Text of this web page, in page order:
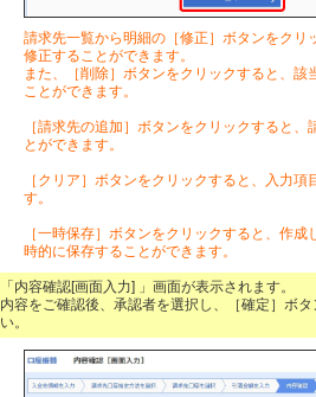
請求先一覧から明細の［修正］ボタンをクリ
修正することができます。
また、［削除］ボタンをクリックすると、該
ことができます。
［請求先の追加］ボタンをクリックすると、
とができます。
［クリア］ボタンをクリックすると、入力項
す。
［一時保存］ボタンをクリックすると、作成
時的に保存することができます。
「内容確認[画面入力] 」画面が表示されます。
内容をご確認後、承認者を選択し、［確定］ボ
い。